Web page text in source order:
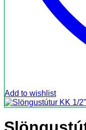
Add to wishlist